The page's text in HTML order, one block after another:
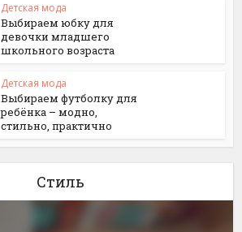
Детская мода
Выбираем юбку для
девочки младшего
школьного возраста
Детская мода
Выбираем футболку для
ребёнка – модно,
стильно, практично
Стиль